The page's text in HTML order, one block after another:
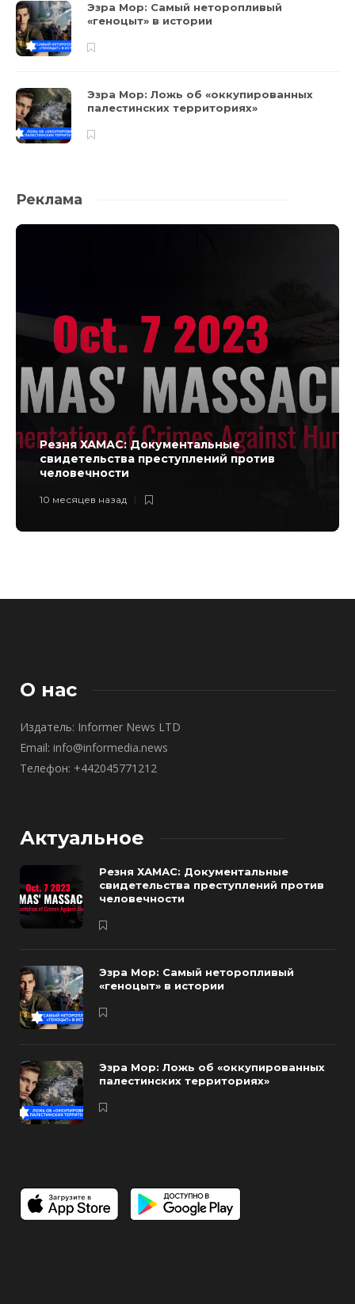
Эзра Мор: Самый неторопливый
«геноцыт» в истории
Эзра Мор: Ложь об «оккупированных
палестинских территориях»
Реклама
Резня ХАМАС: Документальные
свидетельства преступлений против
человечности
10 месяцев назад
О нас
Издатель: Informer News LTD
Email: info@informedia.news
Телефон: +442045771212
Актуальное
Резня ХАМАС: Документальные
свидетельства преступлений против
человечности
Эзра Мор: Самый неторопливый
«геноцыт» в истории
Эзра Мор: Ложь об «оккупированных
палестинских территориях»